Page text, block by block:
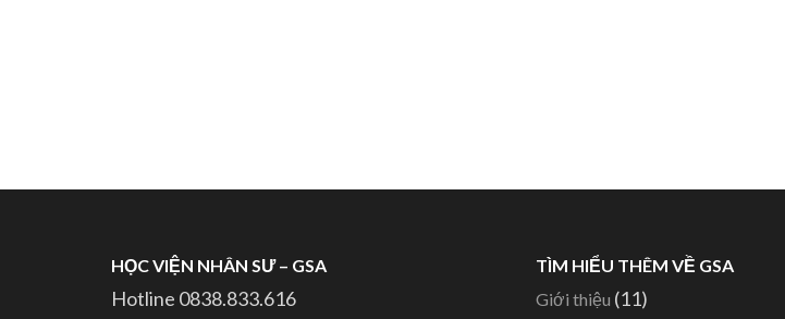
HỌC VIỆN NHÂN SƯ – GSA
Hotline 0838.833.616
TÌM HIỂU THÊM VỀ GSA
Giới thiệu (11)